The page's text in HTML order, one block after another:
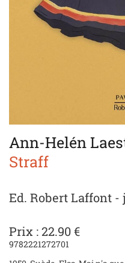
Ann-Helén
Straff
Ed. Robert Laffont -
Prix : 22.90 €
9782221272701